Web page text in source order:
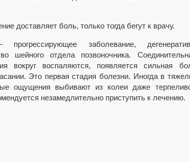
доставляет боль, только тогда бегут к врачу.
заболевание,
шейного отдела позвоночника.
вокруг воспаляются, появляется сильная
Это первая стадия болезни. Иногда в
ощущения выбивают из колеи даже
незамедлительно приступить к лечению.